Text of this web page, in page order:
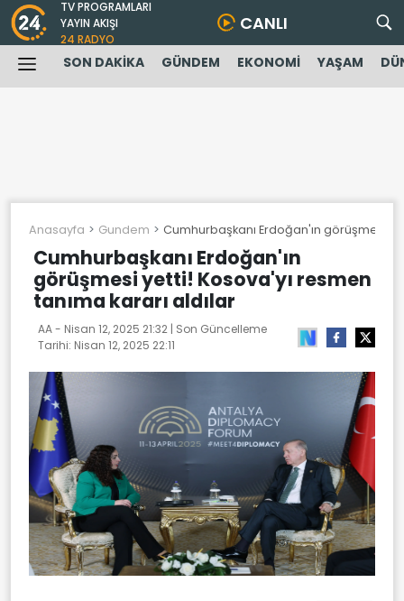
TV PROGRAMLARI
YAYIN AKIŞI
24 RADYO
CANLI
SON DAKİKA GÜNDEM EKONOMİ YAŞAM
Anasayfa Gundem Cumhurbaşkanı Erdoğan'ın görüşmesi
Cumhurbaşkanı Erdoğan'ın
görüşmesi yetti! Kosova'yı resmen
tanıma kararı aldılar
AA - Nisan 12, 2025 21:32 | Son Güncelleme
Tarihi: Nisan 12, 2025 22:11